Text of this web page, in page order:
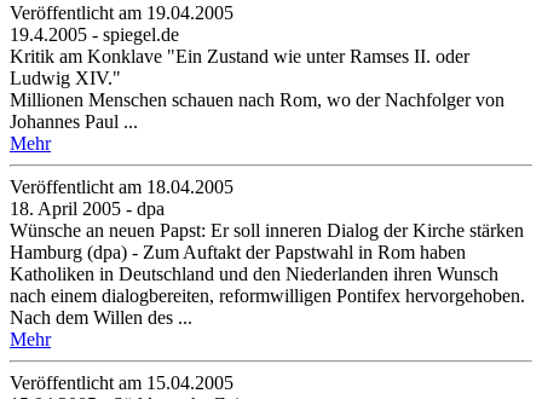
Veröffentlicht am 19­.04.2005
19.4.2005 - spiegel.de
Kritik am Konklave "Ein Zustand wie unter Ramses II. oder
Ludwig XIV."
Millionen Menschen schauen nach Rom, wo der Nachfolger von
Johannes Paul ...
Mehr
Veröffentlicht am 18­.04.2005
18. April 2005 - dpa
Wünsche an neuen Papst: Er soll inneren Dialog der Kirche stärken
Hamburg (dpa) - Zum Auftakt der Papstwahl in Rom haben
Katholiken in Deutschland und den Niederlanden ihren Wunsch
nach einem dialogbereiten, reformwilligen Pontifex hervorgehoben.
Nach dem Willen des ...
Mehr
Veröffentlicht am 15­.04.2005